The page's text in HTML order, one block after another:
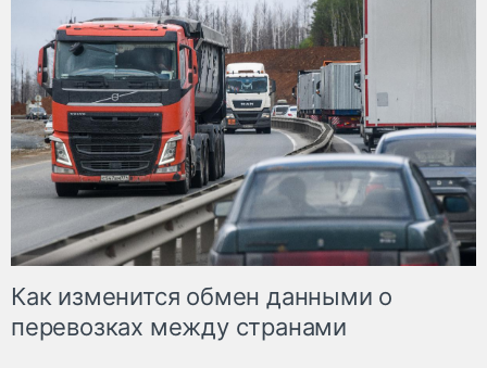
Как изменится обмен данными о
перевозках между странами